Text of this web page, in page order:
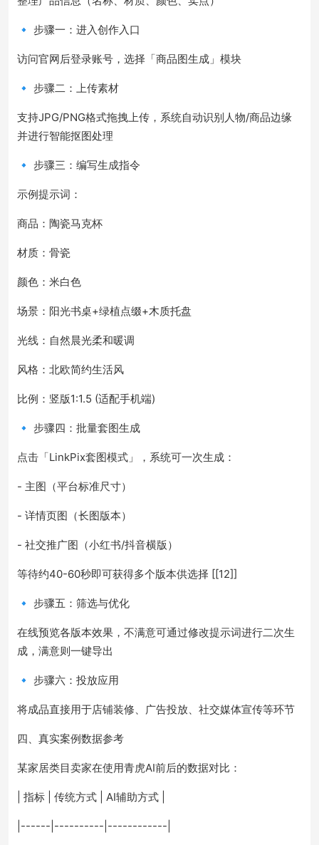
🔹 步骤一：进入创作入口
访问官网后登录账号，选择「商品图生成」模块
🔹 步骤二：上传素材
支持JPG/PNG格式拖拽上传，系统自动识别人物/商品边缘
并进行智能抠图处理
🔹 步骤三：编写生成指令
示例提示词：
商品：陶瓷马克杯
材质：骨瓷
颜色：米白色
场景：阳光书桌+绿植点缀+木质托盘
光线：自然晨光柔和暖调
风格：北欧简约生活风
比例：竖版1:1.5 (适配手机端)
🔹 步骤四：批量套图生成
点击「LinkPix套图模式」，系统可一次生成：
- 主图（平台标准尺寸）
- 详情页图（长图版本）
- 社交推广图（小红书/抖音横版）
等待约40-60秒即可获得多个版本供选择 [[12]]
🔹 步骤五：筛选与优化
在线预览各版本效果，不满意可通过修改提示词进行二次生
成，满意则一键导出
🔹 步骤六：投放应用
将成品直接用于店铺装修、广告投放、社交媒体宣传等环节
四、真实案例数据参考
某家居类目卖家在使用青虎AI前后的数据对比：
| 指标 | 传统方式 | AI辅助方式 |
|------|----------|------------|